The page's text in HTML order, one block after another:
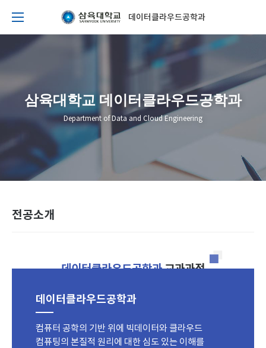
데이터클라우드공학과
삼육대학교 데이터클라우드공학과
Department of Data and Cloud Engineering
전공소개
데이터클라우드공학과교과과정
데이터클라우드공학과
컴퓨터 공학의 기반 위에 빅데이터와 클라우드
컴퓨팅의 본질적 원리에 대한 심도 있는 이해를